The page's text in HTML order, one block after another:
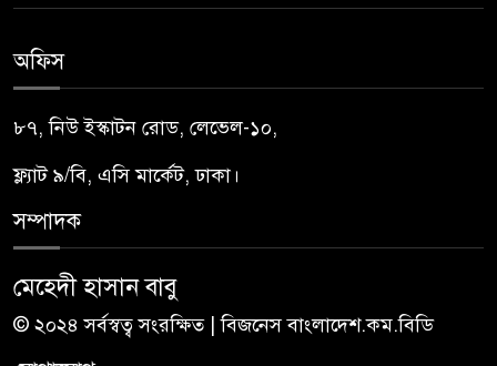
অফিস
৮৭, নিউ ইস্কাটন রোড, লেভেল-১০,
ফ্ল্যাট ৯/বি, এসি মার্কেট, ঢাকা।
সম্পাদক
মেহেদী হাসান বাবু
© ২০২৪ সর্বস্বত্ব সংরক্ষিত | বিজনেস বাংলাদেশ.কম.বিডি